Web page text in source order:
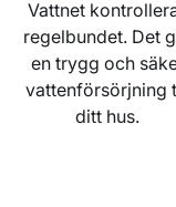
Vattnet
regelbundet. Det
en trygg och
vattenförsörjning
ditt hus.